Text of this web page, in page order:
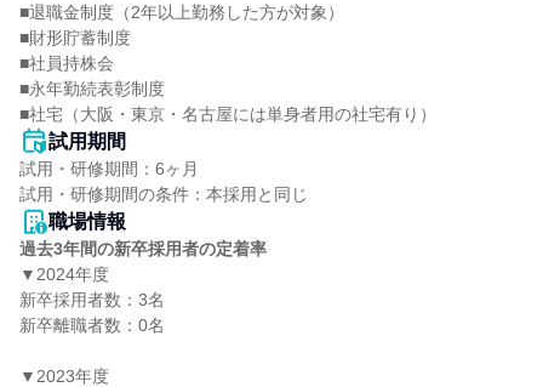
■退職金制度（2年以上勤務した方が対象）
■財形貯蓄制度
■社員持株会
■永年勤続表彰制度
■社宅（大阪・東京・名古屋には単身者用の社宅有り）
試用期間
試用・研修期間：6ヶ月
職場情報
過去3年間の新卒採用者の定着率
▼2024年度
新卒採用者数：3名
新卒離職者数：0名
▼2023年度